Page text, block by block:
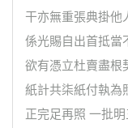
干亦無重張典掛他
係光賜自出首抵當
欲有憑立杜賣盡根
紙計共柒紙付執為
正完足再照 一批